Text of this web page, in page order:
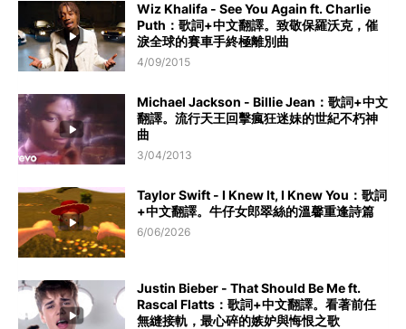
Wiz Khalifa - See You Again ft. Charlie
Puth：歌詞+中文翻譯。致敬保羅沃克，催
淚全球的賽車手終極離別曲
4/09/2015
Michael Jackson - Billie Jean：歌詞+中文
翻譯。流行天王回擊瘋狂迷妹的世紀不朽神
曲
3/04/2013
Taylor Swift - I Knew It, I Knew You：歌詞
+中文翻譯。牛仔女郎翠絲的溫馨重逢詩篇
6/06/2026
Justin Bieber - That Should Be Me ft.
Rascal Flatts：歌詞+中文翻譯。看著前任
無縫接軌，最心碎的嫉妒與悔恨之歌